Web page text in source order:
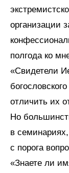
организации
полгода ко
«Свидетели
отличить их
Но
в
с порога
«Знаете ли